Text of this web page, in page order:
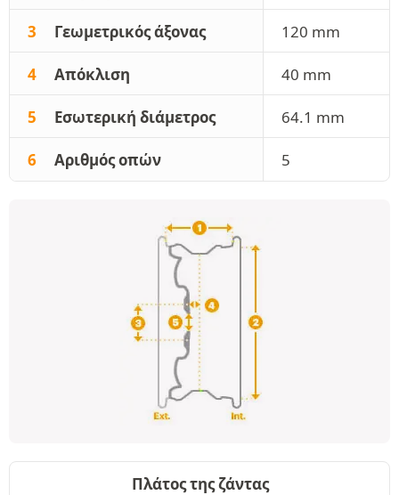
3 Γεωμετρικός άξονας 120 mm
4 Απόκλιση 40 mm
5 Εσωτερική διάμετρος 64.1 mm
6 Αριθμός οπών 5
Πλάτος της ζάντας